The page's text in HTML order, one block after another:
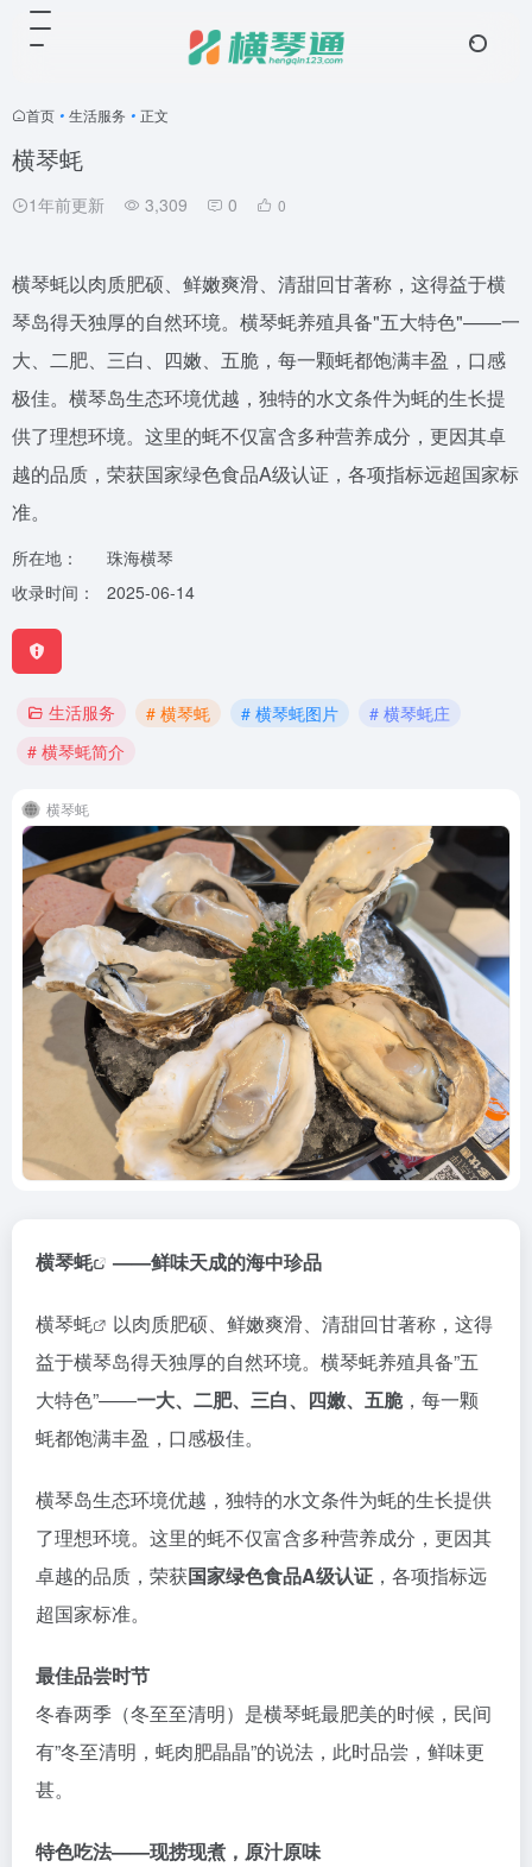
首页 • 生活服务 • 正文
横琴蚝
1年前更新 3,309 0 0
横琴蚝以肉质肥硕、鲜嫩爽滑、清甜回甘著称，这得益于横
琴岛得天独厚的自然环境。横琴蚝养殖具备"五大特色"——​​一
大、二肥、三白、四嫩、五脆​​，每一颗蚝都饱满丰盈，口感
极佳。横琴岛生态环境优越，独特的水文条件为蚝的生长提
供了理想环境。这里的蚝不仅富含多种营养成分，更因其卓
越的品质，荣获​​国家绿色食品A级认证​​，各项指标远超国家标
准。
所在地：
珠海横琴
收录时间：
2025-06-14
生活服务 # 横琴蚝 # 横琴蚝图片
# 横琴蚝庄
# 横琴蚝简介
横琴蚝
横琴蚝 ——鲜味天成的海中珍品​
横琴蚝
以肉质肥硕、鲜嫩爽滑、清甜回甘著称，这得
益于横琴岛得天独厚的自然环境。横琴蚝养殖具备”五
大特色”——​​一大、二肥、三白、四嫩、五脆​​，每一颗
蚝都饱满丰盈，口感极佳。
横琴岛生态环境优越，独特的水文条件为蚝的生长提供
了理想环境。这里的蚝不仅富含多种营养成分，更因其
卓越的品质，荣获​​国家绿色食品A级认证​ ​，各项指标远
超国家标准。
​最佳品尝时节​
冬春两季（冬至至清明）是横琴蚝最肥美的时候，民间
有”冬至清明，蚝肉肥晶晶”的说法，此时品尝，鲜味更
甚。
​特色吃法——现捞现煮，原汁原味​